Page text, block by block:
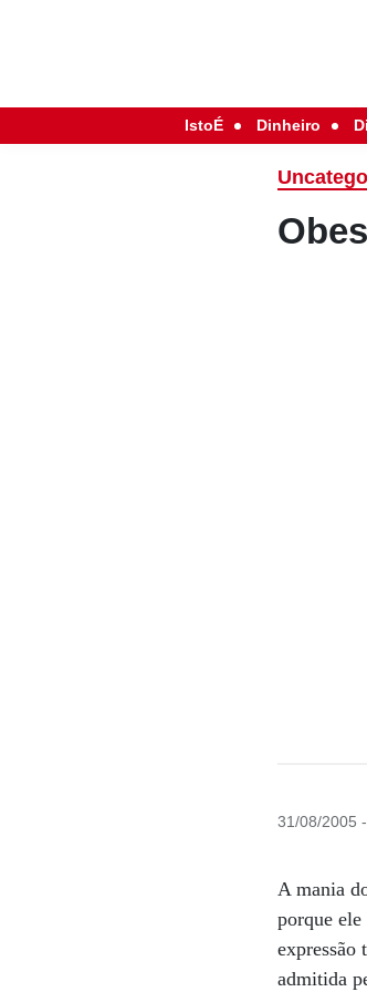
IstoÉ Dinheiro
31/08/2005
A mania
porque ele
expressão
admitida